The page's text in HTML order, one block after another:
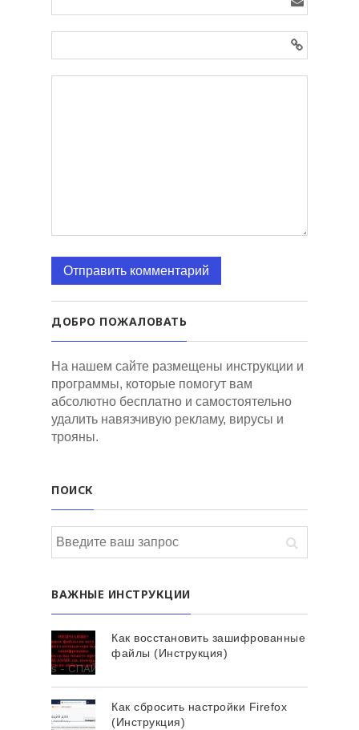
ДОБРО ПОЖАЛОВАТЬ
На нашем сайте размещены инструкции и
программы, которые помогут вам
абсолютно бесплатно и самостоятельно
удалить навязчивую рекламу, вирусы и
трояны.
ПОИСК
ВАЖНЫЕ ИНСТРУКЦИИ
Как восстановить зашифрованные
файлы (Инструкция)
Как сбросить настройки Firefox
(Инструкция)